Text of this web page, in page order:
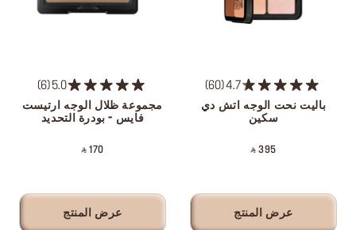
4.7
60
باليت نحت الوجه اتش دي
سكين
‎ ⃁ 395 ‎
عرض المنتج
5.0
6
مجموعة ظلال الوجه ارتيست
فايس - بودرة التحديد
‎ ⃁ 170 ‎
عرض المنتج